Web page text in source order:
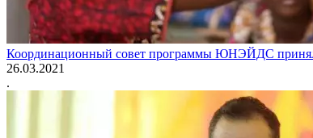
Координационный совет программы ЮНЭЙДС принял
26.03.2021
.